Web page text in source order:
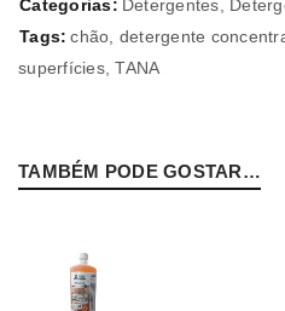
Categorias: Detergentes,
Tags: chão, detergente
superfícies,TANA
TAMBÉM PODE GOSTAR…